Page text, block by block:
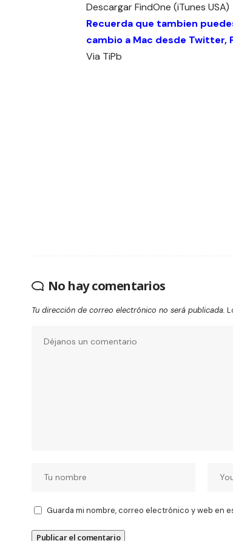
DescargarFindOne (iTunes USA)
Recuerda que tambien
cambio a Mac desde Twitter,
Via TiPb
No hay comentarios
Tu dirección de correo electrónico no será publicada.
Guarda mi nombre, correo electrónico y web en